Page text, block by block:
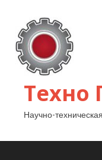
Техно
Научно-